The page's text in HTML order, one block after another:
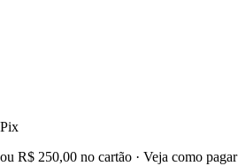
Pix
ou R$ 250,00 no cartão · Veja como pagar